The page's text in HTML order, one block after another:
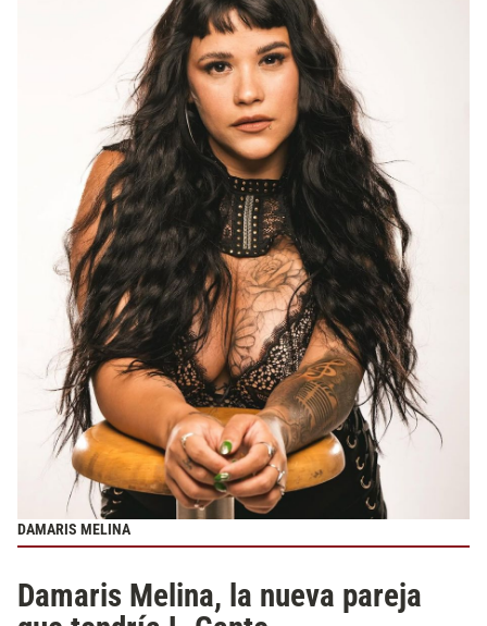
DAMARIS MELINA
Damaris Melina, la nueva pareja